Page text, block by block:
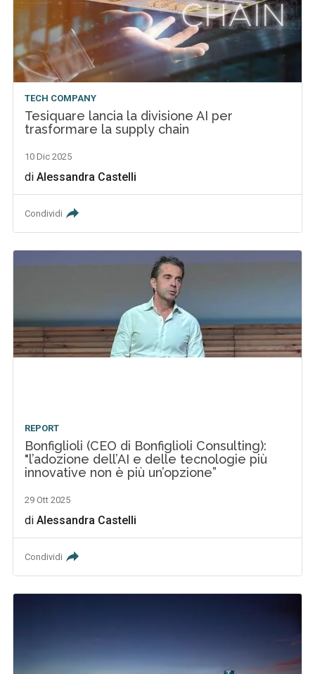
TECH COMPANY
Tesiquare lancia la divisione AI per
trasformare la supply chain
10 Dic 2025
diAlessandra Castelli
Condividi
REPORT
Bonfiglioli (CEO di Bonfiglioli Consulting):
"l’adozione dell’AI e delle tecnologie più
innovative non è più un’opzione”
29 Ott 2025
diAlessandra Castelli
Condividi